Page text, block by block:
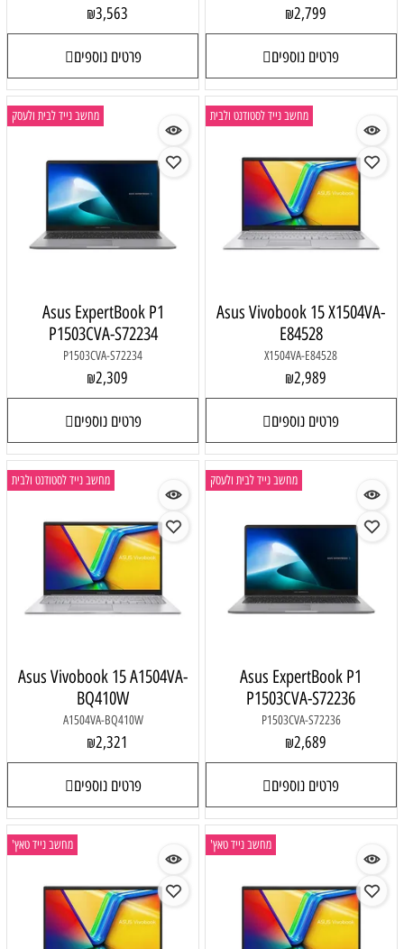
₪2,799
פרטים נוספים
₪3,563
פרטים נוספים
מחשב נייד לסטודנט ולבית
Asus Vivobook 15 X1504VA-
E84528
X1504VA-E84528
₪2,989
פרטים נוספים
מחשב נייד לבית ולעסק
Asus ExpertBook P1
P1503CVA-S72234
P1503CVA-S72234
₪2,309
פרטים נוספים
מחשב נייד לבית ולעסק
Asus ExpertBook P1
P1503CVA-S72236
P1503CVA-S72236
₪2,689
פרטים נוספים
מחשב נייד לסטודנט ולבית
Asus Vivobook 15 A1504VA-
BQ410W
A1504VA-BQ410W
₪2,321
פרטים נוספים
מחשב נייד טאץ' מחשב נייד טאץ'